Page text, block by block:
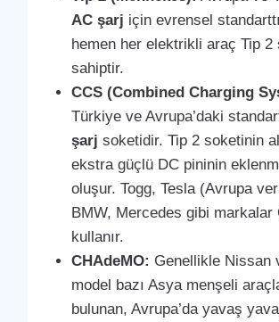
AC şarj için evrensel
hemen her elektrikli araç Tip 2
sahiptir.
CCS (Combined Charging
Türkiye ve Avrupa’daki
şarj soketidir. Tip 2 soketinin
ekstra güçlü DC pininin
oluşur. Togg, Tesla (Avrupa
BMW, Mercedes gibi markalar
kullanır.
CHAdeMO: Genellikle Nissan
model bazı Asya menşeli
bulunan, Avrupa’da yavaş